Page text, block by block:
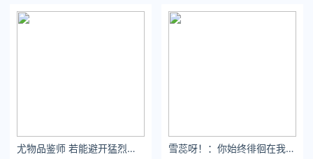
尤物品鉴师 若能避开猛烈的欢喜，自然也不会有悲痛的来袭。 雪蕊呀！：你始终徘徊在我的脑海。#氛围感 #男友视角